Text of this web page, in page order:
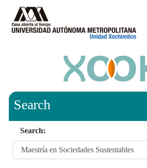
Search
Search: